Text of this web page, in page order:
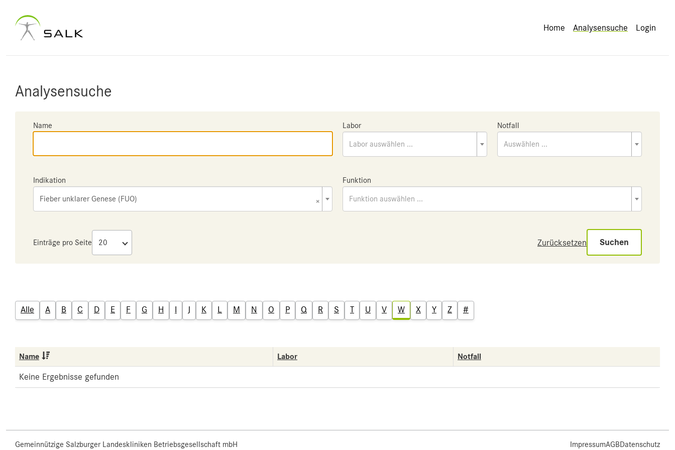
Home Analysensuche Login
Analysensuche
Name Labor
Labor auswählen ...
Notfall
Auswählen ...
Indikation
×
Fieber unklarer Genese (FUO)
Funktion
Funktion auswählen ...
Einträge pro Seite Zurücksetzen Suchen
Alle A B C D E F G H I J K L M N O P Q R S T U V W X Y Z #
Name Labor Notfall
Keine Ergebnisse gefunden
Gemeinnützige Salzburger Landeskliniken Betriebsgesellschaft mbH ImpressumAGBDatenschutz